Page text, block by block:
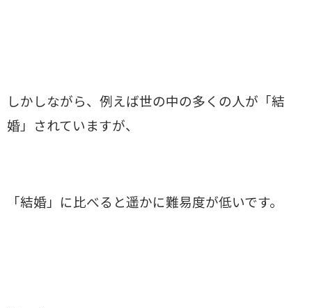
しかしながら、例えば世の中の多くの人が「結
婚」されていますが、
「結婚」に比べると遥かに難易度が低いです。